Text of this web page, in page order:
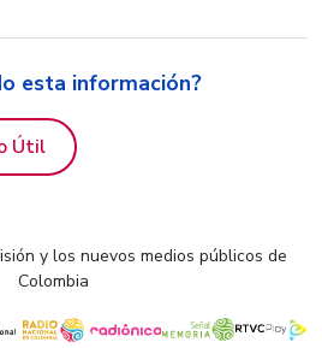
esta información?
Útil
y los nuevos medios públicos de
Colombia